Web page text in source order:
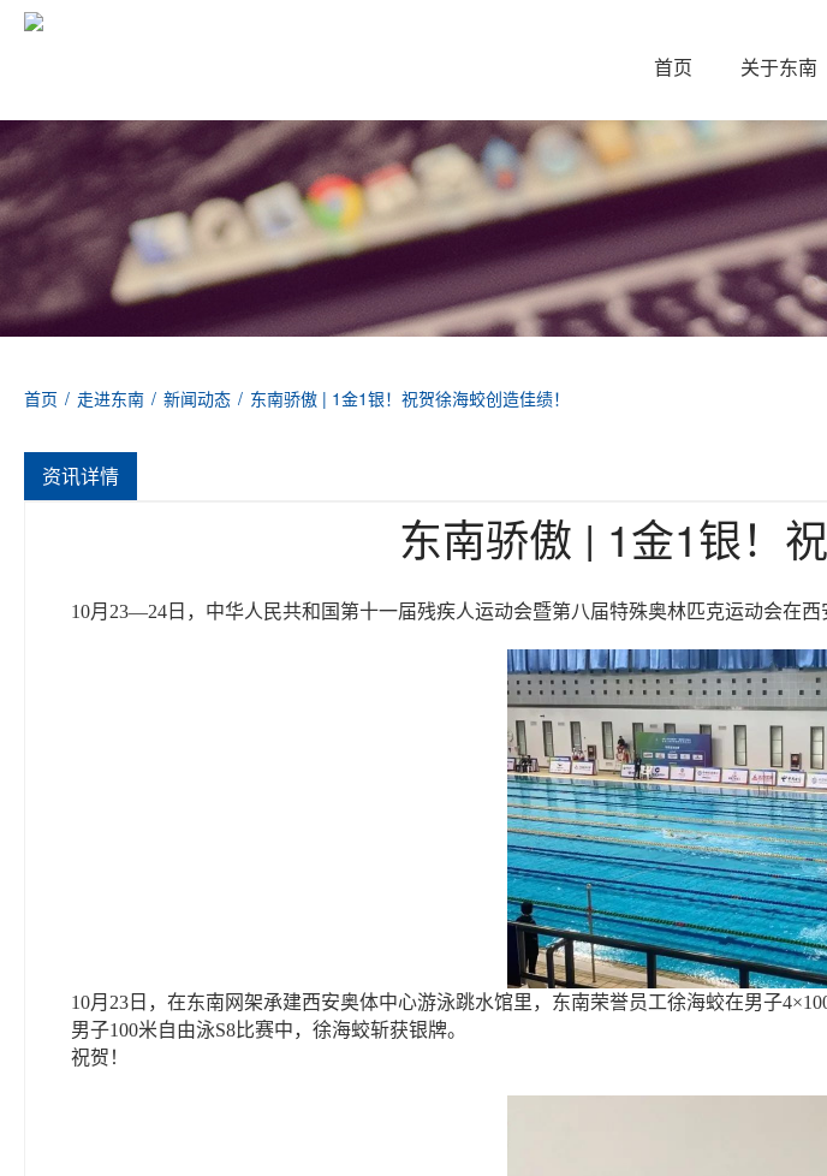
首页 关于东南
首页 / 走进东南 / 新闻动态 / 东南骄傲 | 1金1银！祝贺徐海蛟创造佳绩！
资讯详情
东南骄傲 | 1金1银！
10月23—24日，中华人民共和国第十一届残疾人运动会暨第八届特殊奥林匹克运动会在
10月23日，在东南网架承建西安奥体中心游泳跳水馆里，东南荣誉员工徐海蛟在男子
男子100米自由泳S8比赛中，徐海蛟斩获银牌。
祝贺！